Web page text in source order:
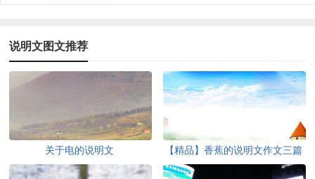
说明文图文推荐
关于电的说明文 【精品】香蕉的说明文作文三篇